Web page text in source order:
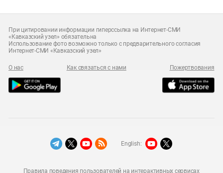
При цитировании информации гиперссылка на Интернет-СМИ
«Кавказский узел» обязательна
Использование фото возможно только с предварительного согласия
Интернет-СМИ «Кавказский узел»
О нас Как связаться с нами Пожертвования
Правила поведения пользователей на интерактивных сервисах
English: